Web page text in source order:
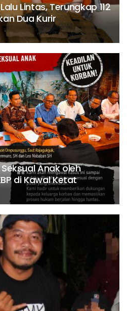
Lintas, Terungkap 112
Dua Kurir
Anak oleh
di Kawal Ketat